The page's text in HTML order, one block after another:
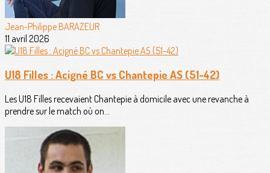
Jean-Philippe BARAZEUR
11 avril 2026
U18 Filles : Acigné BC vs Chantepie AS (51-42)
Les U18 Filles recevaient Chantepie à domicile avec une revanche à
prendre sur le match où on...